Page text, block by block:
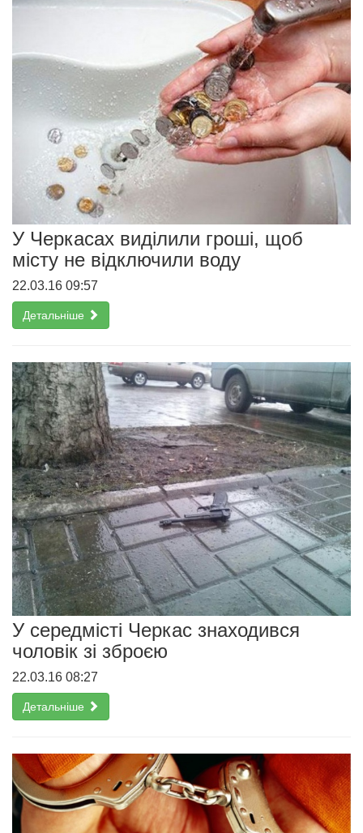
У Черкасах виділили гроші, щоб
місту не відключили воду
22.03.16 09:57
Детальніше
У середмісті Черкас знаходився
чоловік зі зброєю
22.03.16 08:27
Детальніше